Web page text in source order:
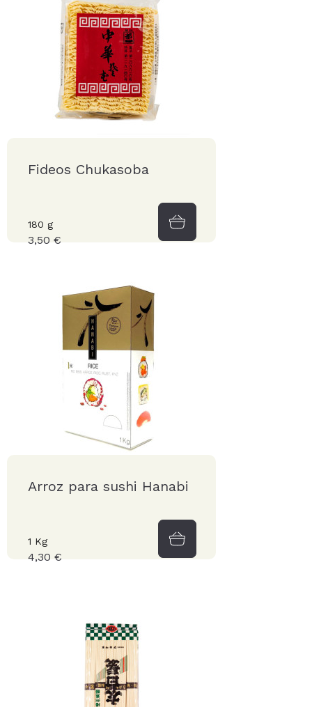
Fideos Chukasoba
180 g
3,50 €
Arroz para sushi Hanabi
1 Kg
4,30 €